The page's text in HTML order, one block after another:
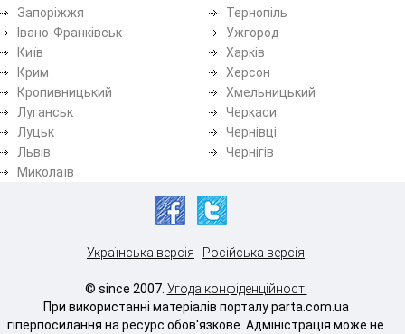
Запоріжжя
Івано-Франківськ
Київ
Крим
Кропивницький
Луганськ
Луцьк
Львів
Миколаїв
Тернопіль
Ужгород
Харків
Херсон
Хмельницький
Черкаси
Чернівці
Чернігів
Українська версія Російська версія
© since 2007. Угода конфіденційності
При використанні матеріалів порталу parta.com.ua
гіперпосилання на ресурс обов'язкове. Адміністрація може не